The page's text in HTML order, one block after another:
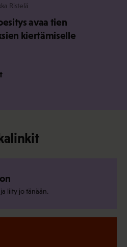
Ristelä
avaa tien
kiertämiselle
liity jo tänään.